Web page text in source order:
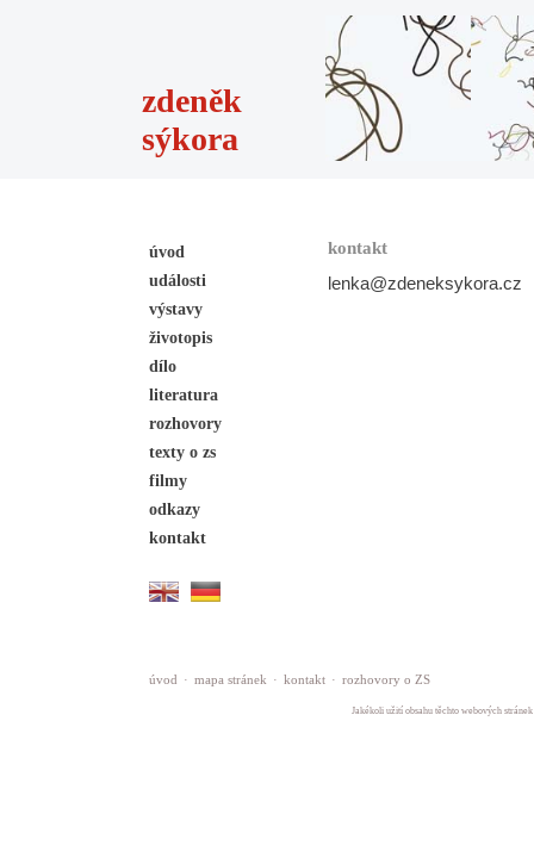
zdeněk
sýkora
úvod
události
výstavy
životopis
dílo
literatura
rozhovory
texty o zs
filmy
odkazy
kontakt
kontakt
lenka@zdeneksykora.cz
úvod · mapa stránek · kontakt · rozhovory o ZS
Jakékoli užití obsahu těchto webových